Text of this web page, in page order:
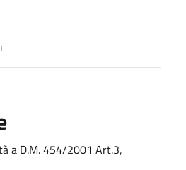
a D.M. 454/2001 Art.3,